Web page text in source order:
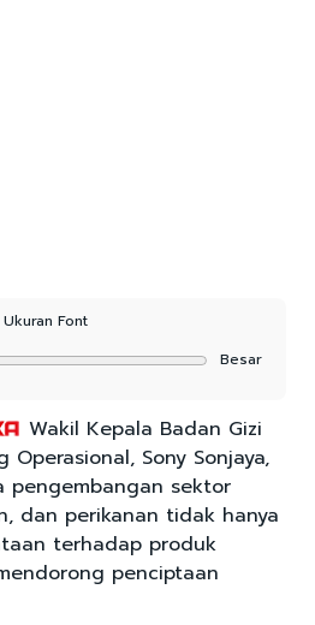
Ukuran Font
Besar
Wakil Kepala Badan Gizi
Operasional, Sony Sonjaya,
pengembangan sektor
dan perikanan tidak hanya
terhadap produk
penciptaan